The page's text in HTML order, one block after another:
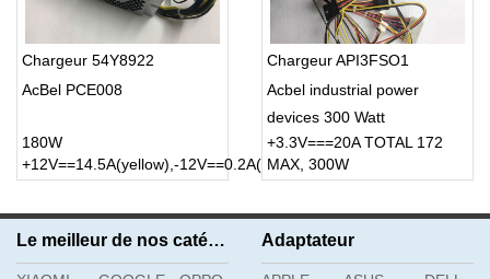
Chargeur 54Y8922
AcBel PCE008
180W
+12V==14.5A(yellow),-12V==0.2A(blue)
Chargeur API3FSO1
Acbel industrial power
devices 300 Watt
+3.3V===20A TOTAL 172
MAX, 300W
Le meilleur de nos catégories Adaptateur